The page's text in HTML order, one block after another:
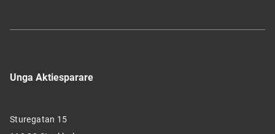
Unga Aktiesparare
Sturegatan 15